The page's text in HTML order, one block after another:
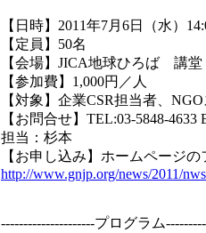
【日時】2011年7月6日（水）
【定員】50名
【会場】JICA地球ひろば 講堂
【参加費】1,000円／人
【対象】企業CSR担当者、
【お問合せ】TEL:03-5848-4633
担当：杉本
【お申し込み】ホームページ
http://www.gnjp.org/news/2011/
---------------------プログラム